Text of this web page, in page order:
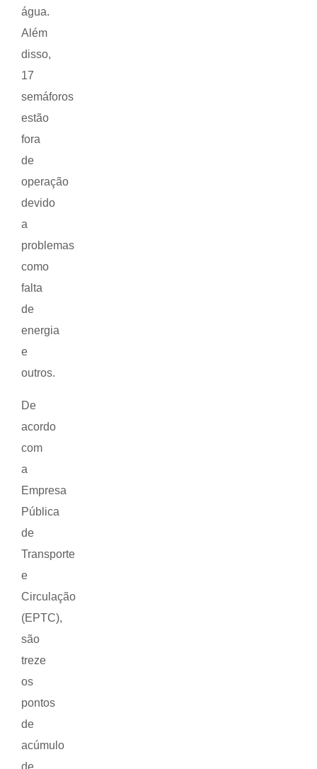
água.
Além
disso,
17
semáforos
estão
fora
de
operação
devido
a
problemas
como
falta
de
energia
e
outros.
De
acordo
com
a
Empresa
Pública
de
Transporte
e
Circulação
(EPTC),
são
treze
os
pontos
de
acúmulo
de